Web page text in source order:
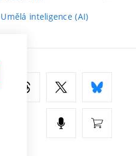
Umělá inteligence (AI)